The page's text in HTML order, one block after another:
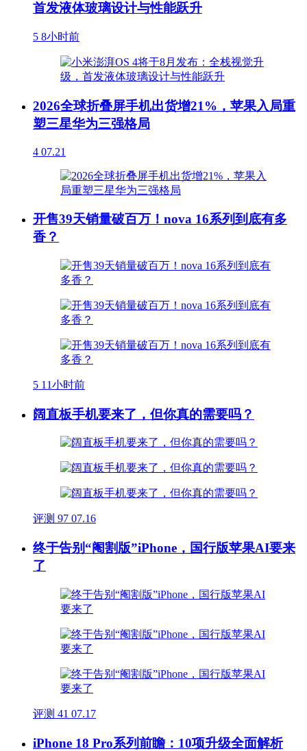
首发液体玻璃设计与性能跃升
5 8小时前
2026全球折叠屏手机出货增21%，苹果入局重
塑三星华为三强格局
4 07.21
开售39天销量破百万！nova 16系列到底有多
香？
5 11小时前
阔直板手机要来了，但你真的需要吗？
评测 97 07.16
终于告别“阉割版”iPhone，国行版苹果AI要来
了
评测 41 07.17
iPhone 18 Pro系列前瞻：10项升级全面解析